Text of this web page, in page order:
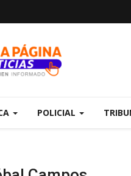
POLICIAL